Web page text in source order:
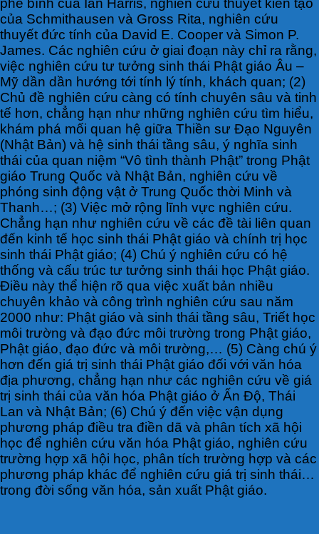
phê bình của Ian Harris, nghiên cứu thuyết kiến tạo
của Schmithausen và Gross Rita, nghiên cứu
thuyết đức tính của David E. Cooper và Simon P.
James. Các nghiên cứu ở giai đoạn này chỉ ra rằng,
việc nghiên cứu tư tưởng sinh thái Phật giáo Âu –
Mỹ dần dần hướng tới tính lý tính, khách quan; (2)
Chủ đề nghiên cứu càng có tính chuyên sâu và tinh
tế hơn, chẳng hạn như những nghiên cứu tìm hiểu,
khám phá mối quan hệ giữa Thiền sư Đạo Nguyên
(Nhật Bản) và hệ sinh thái tầng sâu, ý nghĩa sinh
thái của quan niệm “Vô tình thành Phật” trong Phật
giáo Trung Quốc và Nhật Bản, nghiên cứu về
phóng sinh động vật ở Trung Quốc thời Minh và
Thanh…; (3) Việc mở rộng lĩnh vực nghiên cứu.
Chẳng hạn như nghiên cứu về các đề tài liên quan
đến kinh tế học sinh thái Phật giáo và chính trị học
sinh thái Phật giáo; (4) Chú ý nghiên cứu có hệ
thống và cấu trúc tư tưởng sinh thái học Phật giáo.
Điều này thể hiện rõ qua việc xuất bản nhiều
chuyên khảo và công trình nghiên cứu sau năm
2000 như: Phật giáo và sinh thái tầng sâu, Triết học
môi trường và đạo đức môi trường trong Phật giáo,
Phật giáo, đạo đức và môi trường,… (5) Càng chú ý
hơn đến giá trị sinh thái Phật giáo đối với văn hóa
địa phương, chẳng hạn như các nghiên cứu về giá
trị sinh thái của văn hóa Phật giáo ở Ấn Độ, Thái
Lan và Nhật Bản; (6) Chú ý đến việc vận dụng
phương pháp điều tra điền dã và phân tích xã hội
học để nghiên cứu văn hóa Phật giáo, nghiên cứu
trường hợp xã hội học, phân tích trường hợp và các
phương pháp khác để nghiên cứu giá trị sinh thái…
trong đời sống văn hóa, sản xuất Phật giáo.